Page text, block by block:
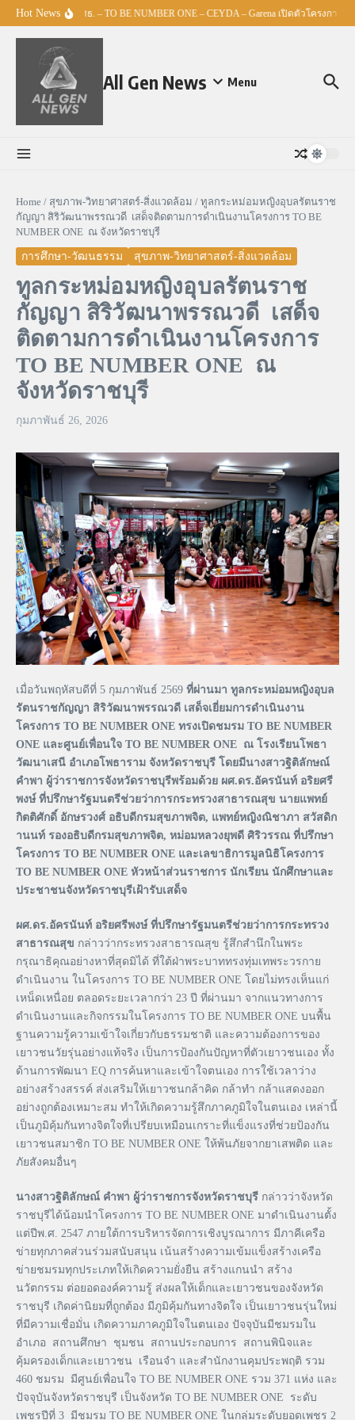
Skip to content
Hot News ศธ. – TO BE NUMBER ONE – CEYDA – Garena เปิดตัวโครงการ
All Gen News Menu
Home / สุขภาพ-วิทยาศาสตร์-สิ่งแวดล้อม / ทูลกระหม่อมหญิงอุบลรัตนราช
กัญญา สิริวัฒนาพรรณวดี เสด็จติดตามการดำเนินงานโครงการ TO BE
NUMBER ONE ณ จังหวัดราชบุรี
การศึกษา-วัฒนธรรม สุขภาพ-วิทยาศาสตร์-สิ่งแวดล้อม
ทูลกระหม่อมหญิงอุบลรัตนราช
กัญญา สิริวัฒนาพรรณวดี เสด็จ
ติดตามการดำเนินงานโครงการ
TO BE NUMBER ONE ณ
จังหวัดราชบุรี
กุมภาพันธ์ 26, 2026
เมื่อวันพฤหัสบดีที่ 5 กุมภาพันธ์ 2569 ที่ผ่านมา ทูลกระหม่อมหญิงอุบล
รัตนราชกัญญา สิริวัฒนาพรรณวดี เสด็จเยี่ยมการดำเนินงาน
โครงการ TO BE NUMBER ONE ทรงเปิดชมรม TO BE NUMBER
ONE และศูนย์เพื่อนใจ TO BE NUMBER ONE ณ โรงเรียนโพธา
วัฒนาเสนี อำเภอโพธาราม จังหวัดราชบุรี โดยมีนางสาวฐิติลักษณ์
คำพา ผู้ว่าราชการจังหวัดราชบุรีพร้อมด้วย ผศ.ดร.อัครนันท์ อริยศรี
พงษ์ ที่ปรึกษารัฐมนตรีช่วยว่าการกระทรวงสาธารณสุข นายแพทย์
กิตติศักดิ์ อักษรวงศ์ อธิบดีกรมสุขภาพจิต, แพทย์หญิงณิชาภา สวัสดิก
านนท์ รองอธิบดีกรมสุขภาพจิต, หม่อมหลวงยุพดี ศิริวรรณ ที่ปรึกษา
โครงการ TO BE NUMBER ONE และเลขาธิการมูลนิธิโครงการ
TO BE NUMBER ONE หัวหน้าส่วนราชการ นักเรียน นักศึกษาและ
ประชาชนจังหวัดราชบุรีเฝ้ารับเสด็จ
ผศ.ดร.อัครนันท์ อริยศรีพงษ์ ที่ปรึกษารัฐมนตรีช่วยว่าการกระทรวง
สาธารณสุข กล่าวว่ากระทรวงสาธารณสุข รู้สึกสำนึกในพระ
กรุณาธิคุณอย่างหาที่สุดมิได้ ที่ใต้ฝ่าพระบาททรงทุ่มเทพระวรกาย
ดำเนินงาน ในโครงการ TO BE NUMBER ONE โดยไม่ทรงเห็นแก่
เหน็ดเหนื่อย ตลอดระยะเวลากว่า 23 ปี ที่ผ่านมา จากแนวทางการ
ดำเนินงานและกิจกรรมในโครงการ TO BE NUMBER ONE บนพื้น
ฐานความรู้ความเข้าใจเกี่ยวกับธรรมชาติ และความต้องการของ
เยาวชนวัยรุ่นอย่างแท้จริง เป็นการป้องกันปัญหาที่ตัวเยาวชนเอง ทั้ง
ด้านการพัฒนา EQ การค้นหาและเข้าใจตนเอง การใช้เวลาว่าง
อย่างสร้างสรรค์ ส่งเสริมให้เยาวชนกล้าคิด กล้าทำ กล้าแสดงออก
อย่างถูกต้องเหมาะสม ทำให้เกิดความรู้สึกภาคภูมิใจในตนเอง เหล่านี้
เป็นภูมิคุ้มกันทางจิตใจที่เปรียบเหมือนเกราะที่แข็งแรงที่ช่วยป้องกัน
เยาวชนสมาชิก TO BE NUMBER ONE ให้พ้นภัยจากยาเสพติด และ
ภัยสังคมอื่นๆ
นางสาวฐิติลักษณ์ คำพา ผู้ว่าราชการจังหวัดราชบุรี กล่าวว่าจังหวัด
ราชบุรีได้น้อมนำโครงการ TO BE NUMBER ONE มาดำเนินงานตั้ง
แต่ปีพ.ศ. 2547 ภายใต้การบริหารจัดการเชิงบูรณาการ มีภาคีเครือ
ข่ายทุกภาคส่วนร่วมสนับสนุน เน้นสร้างความเข้มแข็งสร้างเครือ
ข่ายชมรมทุกประเภทให้เกิดความยั่งยืน สร้างแกนนำ สร้าง
นวัตกรรม ต่อยอดองค์ความรู้ ส่งผลให้เด็กและเยาวชนของจังหวัด
ราชบุรี เกิดค่านิยมที่ถูกต้อง มีภูมิคุ้มกันทางจิตใจ เป็นเยาวชนรุ่นใหม่
ที่มีความเชื่อมั่น เกิดความภาคภูมิใจในตนเอง ปัจจุบันมีชมรมใน
อำเภอ สถานศึกษา ชุมชน สถานประกอบการ สถานพินิจและ
คุ้มครองเด็กและเยาวชน เรือนจำ และสำนักงานคุมประพฤติ รวม
460 ชมรม มีศูนย์เพื่อนใจ TO BE NUMBER ONE รวม 371 แห่ง และ
ปัจจุบันจังหวัดราชบุรี เป็นจังหวัด TO BE NUMBER ONE ระดับ
เพชรปีที่ 3 มีชมรม TO BE NUMBER ONE ในกลุ่มระดับยอดเพชร 2